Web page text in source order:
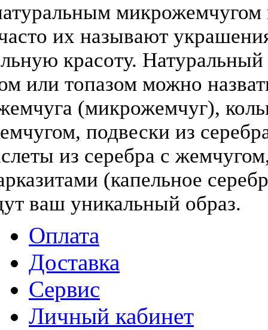
микрожемчугом
их называют
красоту.
или топазом можно
(микрожемчуг),
подвески из
из серебра с
(капельное
ваш уникальный образ.
Оплата
Доставка
Сервис
Личный кабинет